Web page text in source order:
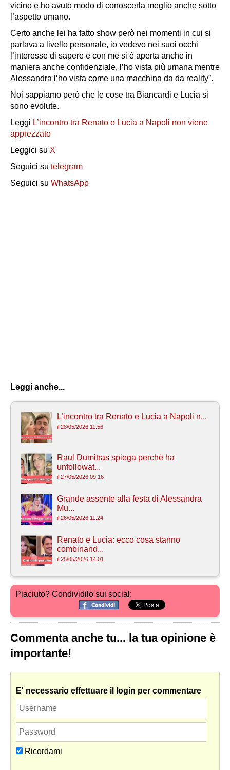
vicino e ho avuto modo di conoscerla meglio anche sotto
l’aspetto umano.
Certo anche lei ha fatto show però nei momenti in cui si
parlava a livello personale, io vedevo nei suoi occhi
l’interesse di sapere e con me si è aperta anche in
maniera anche confidenziale, l’ho vista più umana mentre
Alessandra l’ho vista come una macchina da da reality”.
Noi sappiamo però che le cose tra Biancardi e Lucia si
sono evolute.
Leggi L’incontro tra Renato e Lucia a Napoli non viene
apprezzato
Leggici su X
Seguici su telegram
Seguici su WhatsApp
Leggi anche...
L’incontro tra Renato e Lucia a Napoli n...
il 28/05/2026 11:56
Raul Dumitras spiega perchè ha
unfollowat...
il 27/05/2026 09:16
Grande assente alla festa di Alessandra
Mu...
il 26/05/2026 11:24
Renato e Lucia: ecco cosa stanno
combinand...
il 25/05/2026 14:01
Piaciuto? Condividilo sui social:
Commenta anche tu... la tua opinione è
importante!
E' necessario effettuare il login per commentare
Ricordami